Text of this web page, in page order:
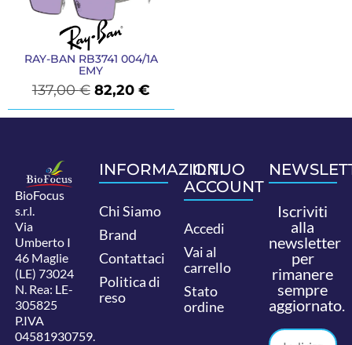
RAY-BAN RB3741 004/1A
EMY
137,00€ 82,20 €
BioFocus
s.r.l.
Via
Umberto I
46 Maglie
(LE) 73024
N. Rea: LE-
305825
P.IVA
04581930759.
INFORMAZIONI
Chi Siamo
Brand
Contattaci
Politica di
reso
IL TUO
ACCOUNT
Accedi
Vai al
carrello
Stato
ordine
Iscriviti
alla
newsletter
per
rimanere
sempre
aggiornato.